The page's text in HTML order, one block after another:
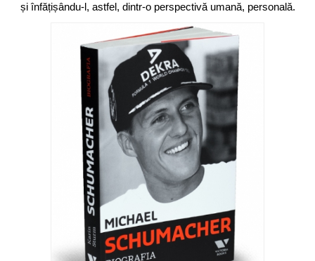
și înfățișându-l, astfel, dintr-o perspectivă umană, personală.